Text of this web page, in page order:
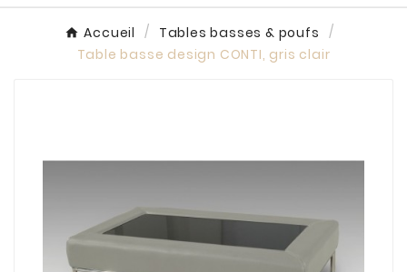
Accueil
Tables basses & poufs
Table basse design CONTI, gris clair